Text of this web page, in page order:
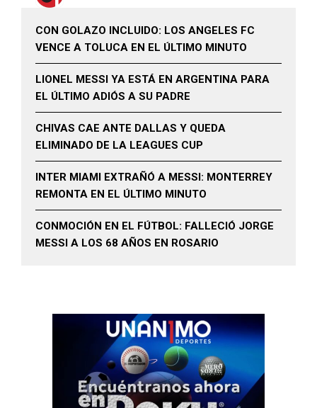
CON GOLAZO INCLUIDO: LOS ANGELES FC
VENCE A TOLUCA EN EL ÚLTIMO MINUTO
LIONEL MESSI YA ESTÁ EN ARGENTINA PARA
EL ÚLTIMO ADIÓS A SU PADRE
CHIVAS CAE ANTE DALLAS Y QUEDA
ELIMINADO DE LA LEAGUES CUP
INTER MIAMI EXTRAÑÓ A MESSI: MONTERREY
REMONTA EN EL ÚLTIMO MINUTO
CONMOCIÓN EN EL FÚTBOL: FALLECIÓ JORGE
MESSI A LOS 68 AÑOS EN ROSARIO